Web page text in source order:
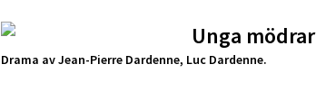
Unga mödrar
Drama av Jean-Pierre Dardenne, Luc Dardenne.